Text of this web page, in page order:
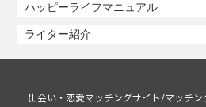
ハッピーライフマニュアル
ライター紹介
出会い・恋愛マッチングサイト/マッチン